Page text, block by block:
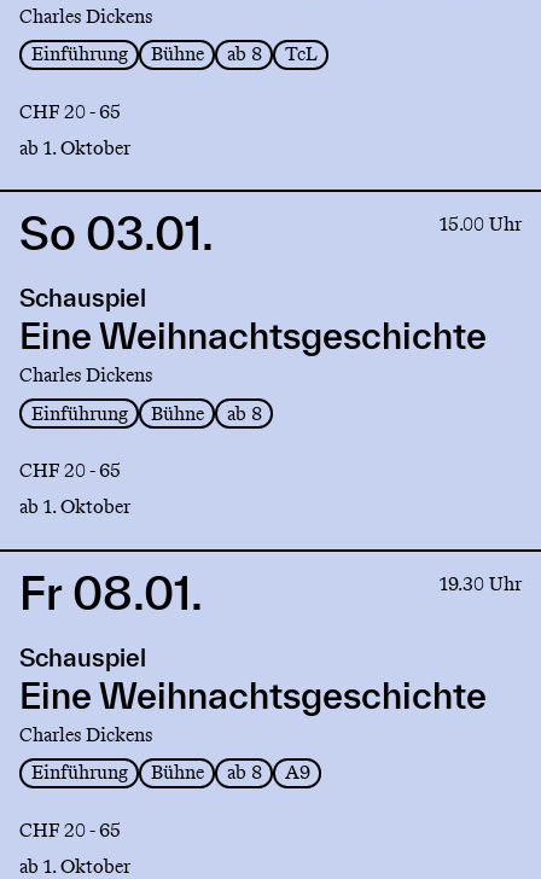
Charles Dickens
Einführung
Bühne ab 8 TcL
CHF 20 - 65
ab 1. Oktober
Link
Eine
Weihnachtsgeschichte
So 03.01. 15.00 Uhr
Schauspiel
Eine Weihnachtsgeschichte
Charles Dickens
Einführung
Bühne ab 8
CHF 20 - 65
ab 1. Oktober
Link
Eine
Weihnachtsgeschichte
Fr 08.01. 19.30 Uhr
Schauspiel
Eine Weihnachtsgeschichte
Charles Dickens
Einführung
Bühne ab 8 A9
CHF 20 - 65
ab 1. Oktober